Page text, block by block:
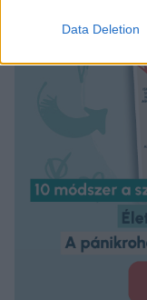
Data Deletion